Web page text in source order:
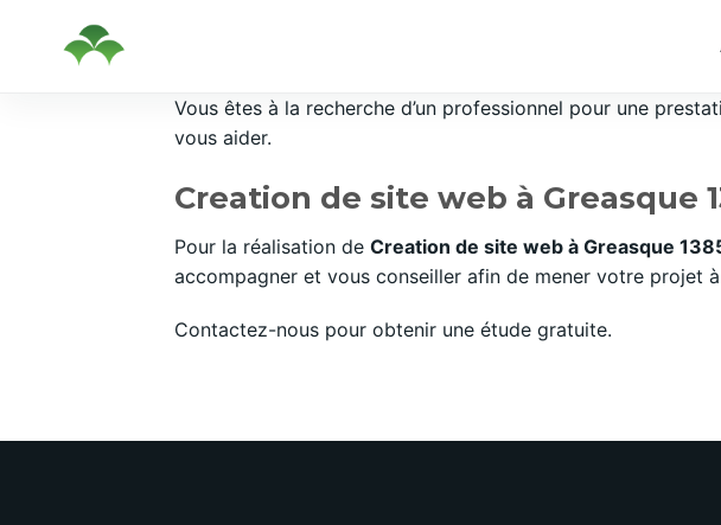
Vous êtes à la recherche d’un professionnel pour une
vous aider.
Creation de site web à Greasque
Pour la réalisation de Creation de site web à Greasque
accompagner et vous conseiller afin de mener votre projet
Contactez-nous pour obtenir une étude gratuite.